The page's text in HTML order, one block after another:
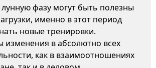
фазу могут быть полезны
именно в этот период
новые тренировки.
изменения в абсолютно всех
как в взаимоотношениях